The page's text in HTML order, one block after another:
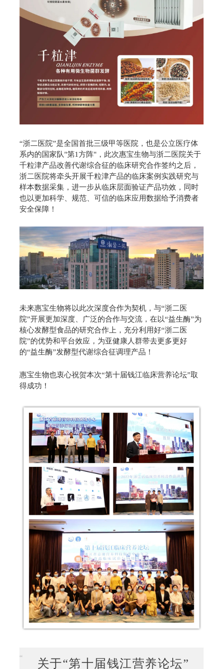
“浙二医院”是全国首批三级甲等医院，也是公立医疗体
系内的国家队"第1方阵"，此次惠宝生物与浙二医院关于
千粒津产品改善代谢综合‍征的临床研究合作签约之后，
浙二医院将牵头开展千粒津产品的临床案例实践研究与
样本数据采集，进一步从临床层面验证产品功效，同时
也以更加科学、规范、可信的临床应用数据给予消费者
安全保障！
未来惠宝生物将以此次深度合作为契机，与“浙二医
院”开展更加深度、广泛的合作与交流，在以“益生酶”为
核心发酵型食品的研究合作上，充分利用好“浙二医
院”的优势和平台效应，为亚健康人群带去更多更好
的“益生酶”发酵型代谢综合征调理产品！
惠宝生物也衷心祝贺本次“第十届钱江临床营养论坛”取
得成功！
“ 关于“第十届钱江营养论坛”